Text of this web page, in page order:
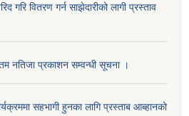
गरि वितरण गर्न साझेदारीको लागी प्रस्ताव
नतिजा प्रकाशन सम्वन्धी सूचना ।
सहभागी हुनका लागि प्रस्ताब आब्हानको